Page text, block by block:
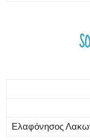
Ελαφόνησος